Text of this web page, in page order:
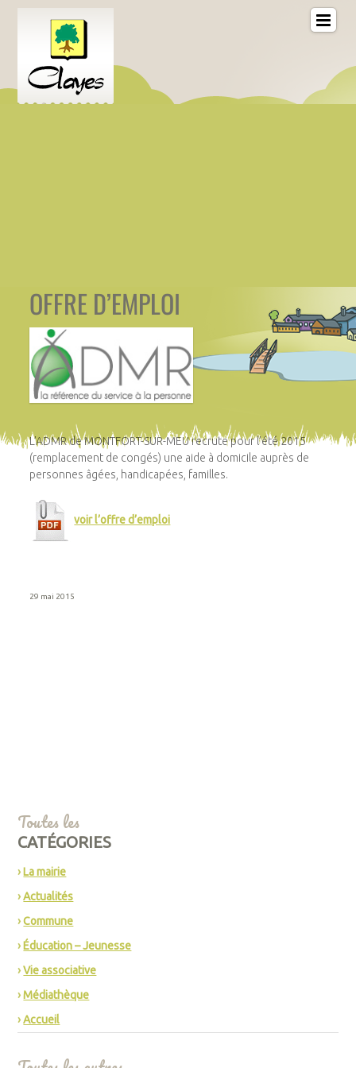
OFFRE D’EMPLOI
L’ADMR de MONTFORT-SUR-MEU recrute pour l’été 2015
(remplacement de congés) une aide à domicile auprès de
personnes âgées, handicapées, familles.
voir l’offre d’emploi
29 mai 2015
Toutes les
CATÉGORIES
La mairie
Actualités
Commune
Éducation – Jeunesse
Vie associative
Médiathèque
Accueil